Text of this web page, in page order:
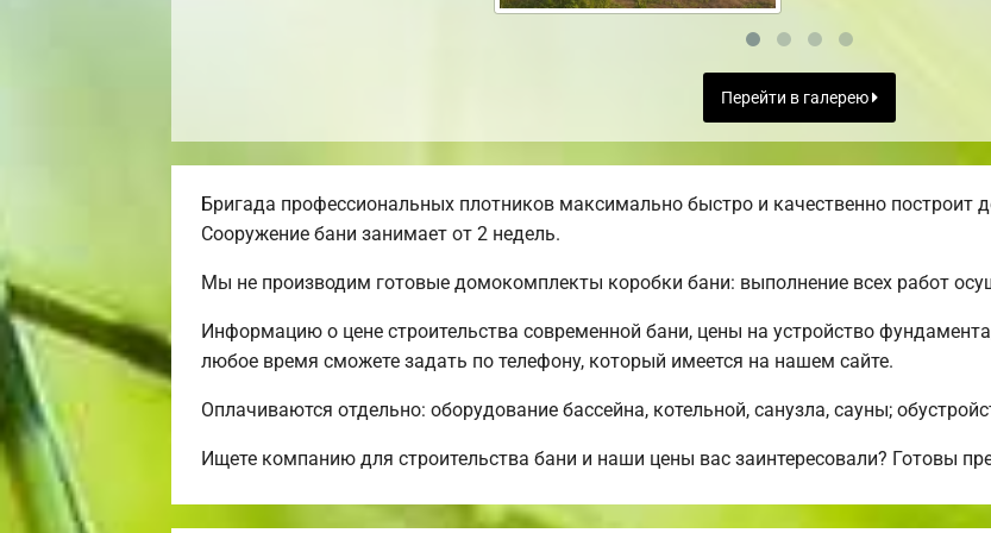
Перейти в галерею
Бригада профессиональных плотников максимально быстро и качественно построит
Сооружение бани занимает от 2 недель.
Мы не производим готовые домокомплекты коробки бани: выполнение всех работ
Информацию о цене строительства современной бани, цены на устройство
любое время сможете задать по телефону, который имеется на нашем сайте.
Оплачиваются отдельно: оборудование бассейна, котельной, санузла, сауны;
Ищете компанию для строительства бани и наши цены вас заинтересовали? Готовы